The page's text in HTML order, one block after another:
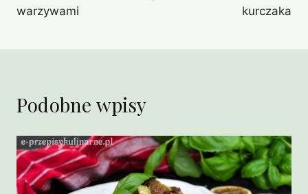
warzywami
kurczaka
Podobne wpisy